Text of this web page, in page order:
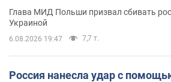
Глава МИД Польши призвал сбивать
Украиной
6.08.2026 19:47 7,7 т.
Россия нанесла удар с